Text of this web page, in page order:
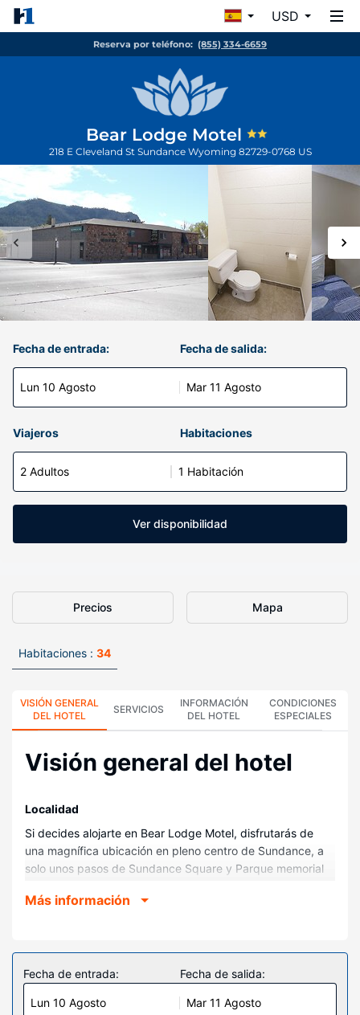
USD
Reserva por teléfono: (855) 334-6659
Bear Lodge Motel
218 E Cleveland St Sundance Wyoming 82729-0768 US
Fecha de entrada:
Lun 10 Agosto
Fecha de salida:
Mar 11 Agosto
Viajeros Habitaciones
2 Adultos 1 Habitación
Ver disponibilidad
Precios Mapa
Habitaciones : 34
VISIÓN GENERAL
DEL HOTEL
SERVICIOS
INFORMACIÓN
DEL HOTEL
CONDICIONES
ESPECIALES
Visión general del hotel
Localidad
Si decides alojarte en Bear Lodge Motel, disfrutarás de
una magnífica ubicación en pleno centro de Sundance, a
solo unos pasos de Sundance Square y Parque memorial
encuentra a 43,9 km de Monumento nacional Devils Tower
Te sentirás como en tu propia casa en cualquiera de las 34
habitaciones con aire acondicionado, frigorífico y televisión
LED. La conexión wifi gratis te mantendrá en contacto con
Más información
Fecha de entrada:
Lun 10 Agosto
Fecha de salida:
Mar 11 Agosto